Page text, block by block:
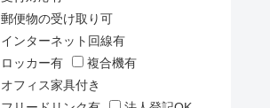
郵便物の受け取り可
インターネット回線有
ロッカー有
複合機有
オフィス家具付き